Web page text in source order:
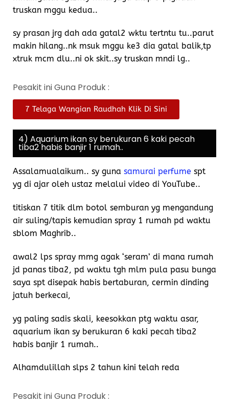
truskan mggu kedua..
sy prasan jrg dah ada gatal2 wktu tertntu tu..parut
makin hilang..nk msuk mggu ke3 dia gatal balik,tp
xtruk mcm dlu..ni ok skit..sy truskan mndi lg..
Pesakit ini Guna Produk :
7 Telaga Wangian Raudhah Klik Di Sini
4) Aquarium ikan sy berukuran 6 kaki pecah
tiba2 habis banjir 1 rumah..
Assalamualaikum.. sy guna samurai perfume spt
yg di ajar oleh ustaz melalui video di YouTube..
titiskan 7 titik dlm botol semburan yg mengandung
air suling/tapis kemudian spray 1 rumah pd waktu
sblom Maghrib..
awal2 lps spray mmg agak ‘seram’ di mana rumah
jd panas tiba2, pd waktu tgh mlm pula pasu bunga
saya spt disepak habis bertaburan, cermin dinding
jatuh berkecai,
yg paling sadis skali, keesokkan ptg waktu asar,
aquarium ikan sy berukuran 6 kaki pecah tiba2
habis banjir 1 rumah..
Alhamdulillah slps 2 tahun kini telah reda
Pesakit ini Guna Produk :